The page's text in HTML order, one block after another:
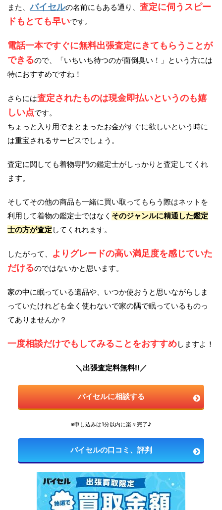
また、バイセルの名前にもある通り、 査定に伺うスピー
ドもとても早いです。
電話一本ですぐに無料出張査定にきてもらうことが
できるので、「いちいち待つのが面倒臭い！」という方には
特におすすめですね！
さらには査定されたものは現金即払いというのも嬉
しい点です。
ちょっと入り用でまとまったお金がすぐに欲しいという時に
は重宝されるサービスでしょう。
査定に関しても着物専門の鑑定士がしっかりと査定してくれ
ます。
そしてその他の商品も一緒に買い取ってもらう際はネットを
利用して着物の鑑定士ではなく そのジャンルに精通した鑑定
士の方が査定 してくれれます。
したがって、
よりグレードの高い満足度を感じていた
だけるのではないかと思います。
家の中に眠っている遺品や、いつか使おうと思いながらしま
っていたけれども全く使わないで家の隅で眠っているものっ
てありませんか？
一度相談だけでもしてみることをおすすめしますよ！
＼出張査定料無料!!／
バイセルに相談する
※申し込みは1分以内に楽々完了♪
バイセルの口コミ、評判